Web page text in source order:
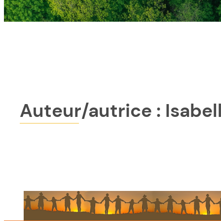
Auteur/autrice :